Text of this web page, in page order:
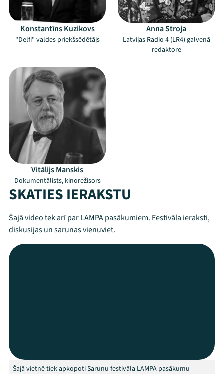
Konstantīns Kuzikovs
"Delfi" valdes priekšsēdētājs
Anna Stroja
Latvijas Radio 4 (LR4) galvenā
redaktore
Vitālijs Manskis
Dokumentālists, kinorežisors
SKATIES IERAKSTU
Šajā video tek arī par LAMPA pasākumiem. Festivāla ieraksti,
diskusijas un sarunas vienuviet.
Šajā vietnē tiek apkopoti Sarunu festivāla LAMPA pasākumu